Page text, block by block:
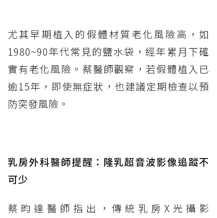
尤其早期植入的假體材質老化風險高，如
1980~90年代常見的鹽水袋，經年累月下確
實有老化風險。蔡醫師觀察，若假體植入已
逾15年，即使無症狀，也建議定期檢查以預
防突發風險。
乳房外科醫師提醒：隆乳超音波影像追蹤不
可少
蔡昀達醫師指出，傳統乳房X光攝影